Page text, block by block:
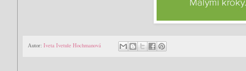
Autor: Iveta Ivetule Hochmanová